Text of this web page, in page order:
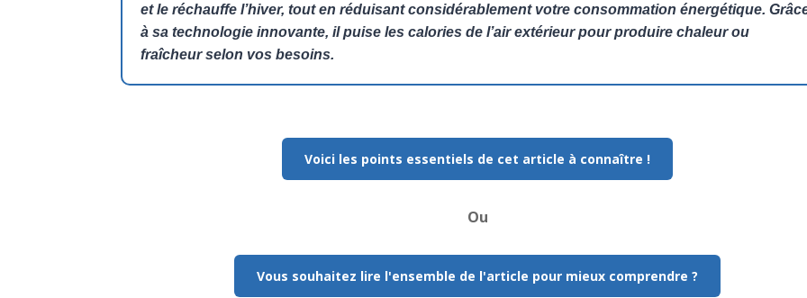
et le réchauffe l’hiver, tout en réduisant considérablement votre consommation énergétique.
à sa technologie innovante, il puise les calories de l’air extérieur pour produire chaleur ou
fraîcheur selon vos besoins.
Voici les points essentiels de cet article à connaître !
Ou
Vous souhaitez lire l'ensemble de l'article pour mieux comprendre ?